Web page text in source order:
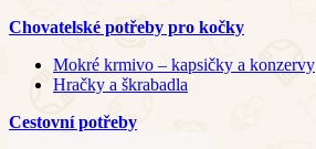
Chovatelské potřeby pro kočky
Mokré krmivo – kapsičky a konzervy
Hračky a škrabadla
Cestovní potřeby